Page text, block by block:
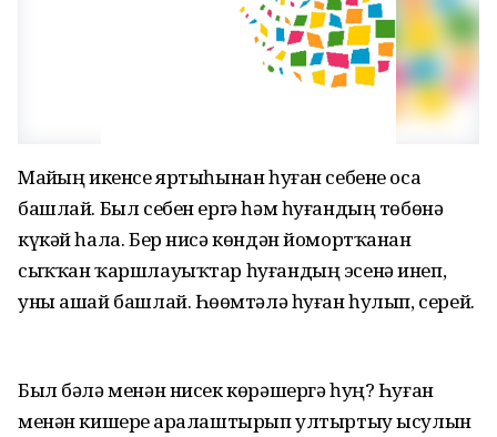
Майҙың икенсе яртыһынан һуған себене оса
башлай. Был себен ергә һәм һуғандың төбөнә
күкәй һала. Бер нисә көндән йомортҡанан
сыҡҡан ҡаршлауыҡтар һуғандың эсенә инеп,
уны ашай башлай. Һөҙөмтәлә һуған һулып, серей.
Был бәлә менән нисек көрәшергә һуң? Һуған
менән кишерҙе аралаштырып ултыртыу ысулын